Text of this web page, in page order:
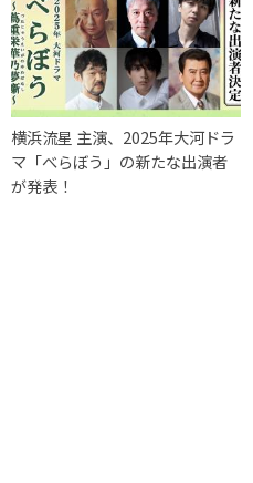
横浜流星 主演、2025年大河ドラ
マ「べらぼう」の新たな出演者
が発表！